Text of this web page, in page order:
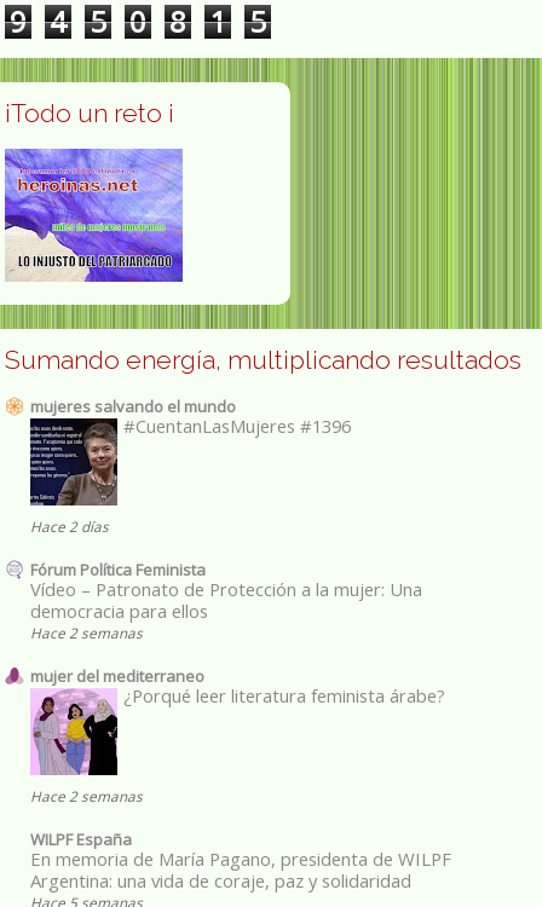
9 4 5 0 8 1 5
¡Todo un reto ¡
Sumando energía, multiplicando resultados
mujeres salvando el mundo
#CuentanLasMujeres #1396
Hace 2 días
Fórum Política Feminista
Vídeo – Patronato de Protección a la mujer: Una
democracia para ellos
Hace 2 semanas
mujer del mediterraneo
¿Porqué leer literatura feminista árabe?
Hace 2 semanas
WILPF España
En memoria de María Pagano, presidenta de WILPF
Argentina: una vida de coraje, paz y solidaridad
Hace 5 semanas